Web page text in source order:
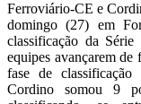
Ferroviário-CE e
domingo (27) em
classificação da
equipes avançarem
fase de
Cordino somou 9